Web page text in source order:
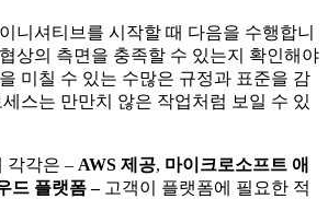
니셔티브를 시작할 때 다음을 수행합니
상의 측면을 충족할 수 있는지 확인해야
미칠 수 있는 수많은 규정과 표준을 감
스는 만만치 않은 작업처럼 보일 수 있
각각은 – AWS 제공, 마이크로소프트 애
드 플랫폼 –고객이 플랫폼에 필요한 적